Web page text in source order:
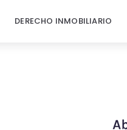
DERECHO INMOBILIARIO